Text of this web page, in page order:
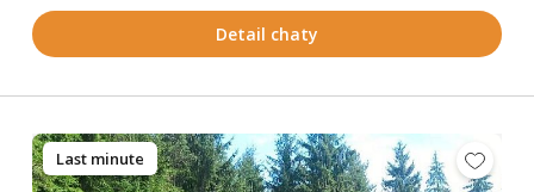
Detail chaty
Last minute